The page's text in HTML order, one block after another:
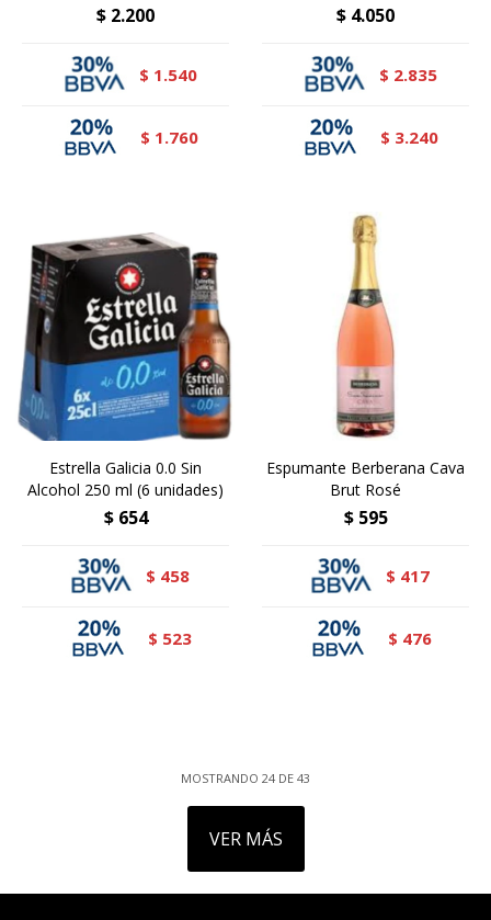
$ 2.200
$ 1.540
$ 1.760
$ 4.050
$ 2.835
$ 3.240
Estrella Galicia 0.0 Sin
Alcohol 250 ml (6 unidades)
$ 654
$ 458
$ 523
Espumante Berberana Cava
Brut Rosé
$ 595
$ 417
$ 476
MOSTRANDO 24 DE 43
VER MÁS